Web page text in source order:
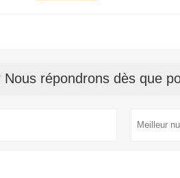
répondrons dès que